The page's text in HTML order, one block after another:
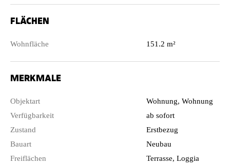
FLÄCHEN
Wohnfläche 151.2 m²
MERKMALE
Objektart
Wohnung, Wohnung
Verfügbarkeit
ab sofort
Zustand
Erstbezug
Bauart
Neubau
Freiflächen
Terrasse, Loggia